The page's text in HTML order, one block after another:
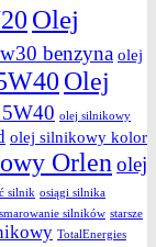
Olej
benzyna olej
Olej
olej silnikowy
olej silnikowy kolor
Orlen olej
silnik osiągi silnika
smarowanie silników starsze
TotalEnergies